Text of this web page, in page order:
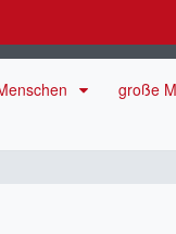
große